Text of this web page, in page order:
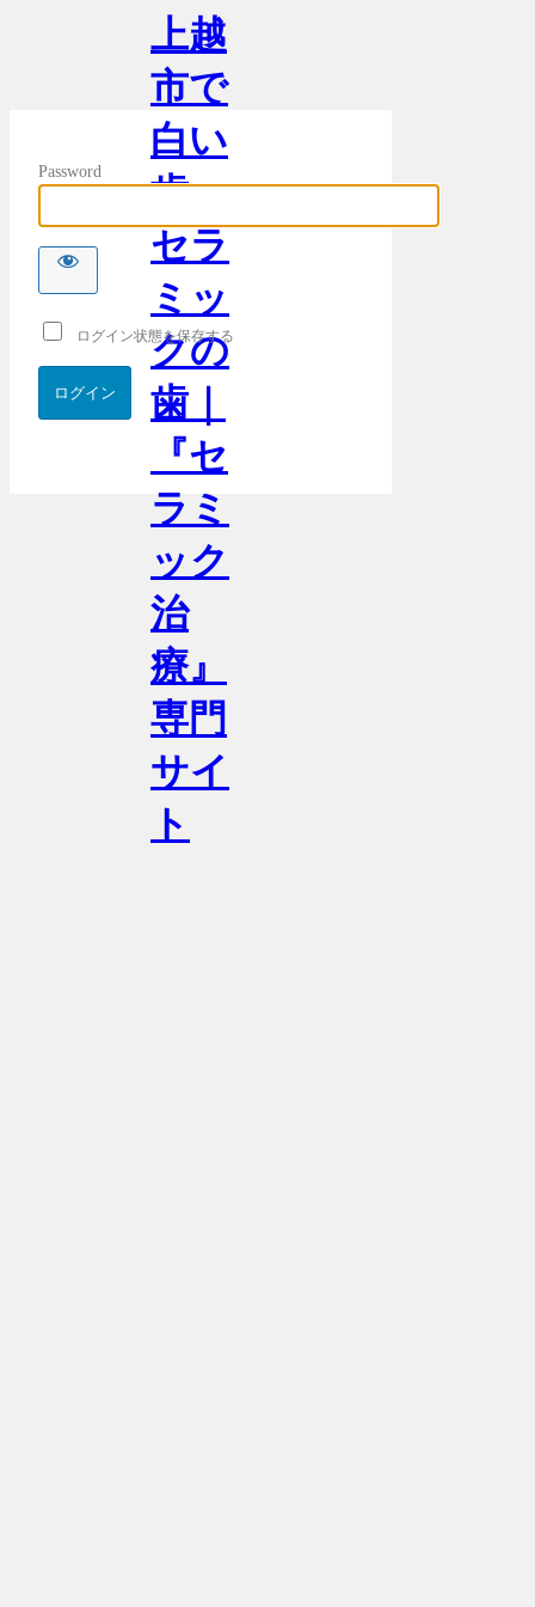
上越
市で
白い
歯・
セラ
ミッ
クの
歯｜
『セ
ラミ
ック
治
療』
専門
サイ
ト
Password
ログイン状態を保存する